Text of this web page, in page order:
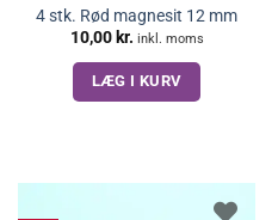
4 stk. Rød magnesit 12 mm
10,00 kr. inkl. moms
LÆG I KURV